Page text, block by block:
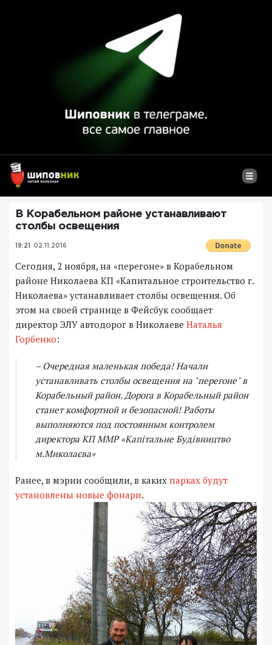
В Корабельном районе устанавливают
столбы освещения
19:21 02.11.2016
Сегодня, 2 ноября, на «перегоне» в Корабельном
районе Николаева КП «Капитальное строительство г.
Николаева» устанавливает столбы освещения. Об
этом на своей странице в Фейсбук сообщает
директор ЭЛУ автодорог в Николаеве Наталья
Горбенко:
– Очередная маленькая победа! Начали
устанавливать столбы освещения на "перегоне" в
Корабельный район. Дорога в Корабельный район
станет комфортной и безопасной! Работы
выполняются под постоянным контролем
директора КП ММР «Капітальне Будівництво
м.Миколаєва»
Ранее, в мэрии сообщили, в каких парках будут
установлены новые фонари.